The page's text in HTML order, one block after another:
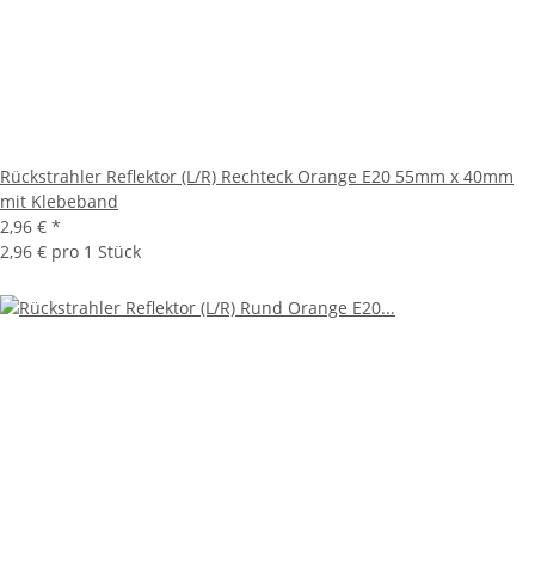
Rückstrahler Reflektor (L/R) Rechteck Orange E20 55mm x 40mm
mit Klebeband
2,96 € *
2,96 € pro 1 Stück